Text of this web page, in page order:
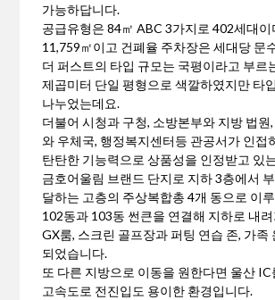
가능하답니다.
공급유형은 84㎡ ABC 3가지로 402세대이
11,759㎡이고 건폐율 주차장은 세대당 문
더 퍼스트의 타입 규모는 국평이라고 부르
제곱미터 단일 평형으로 색깔하였지만 타
나누었는데요.
더불어 시청과 구청, 소방본부와 지방 법원
와 우체국, 행정복지센터등 관공서가 인접
탄탄한 기능력으로 상품성을 인정받고 있
금호어울림 브랜드 단지로 지하 3층에서
달하는 고층의 주상복합총 4개 동으로 이
102동과 103동 썬큰을 연결해 지하로 내
GX룸, 스크린 골프장과 퍼팅 연습 존, 가족
되었습니다.
또 다른 지방으로 이동을 원한다면 울산 IC
고속도로 전진입도 용이한 환경입니다.